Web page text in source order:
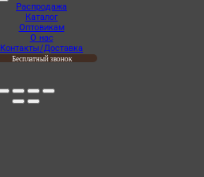
Распродажа
Каталог
Оптовикам
О нас
Контакты/Доставка
Бесплатный звонок